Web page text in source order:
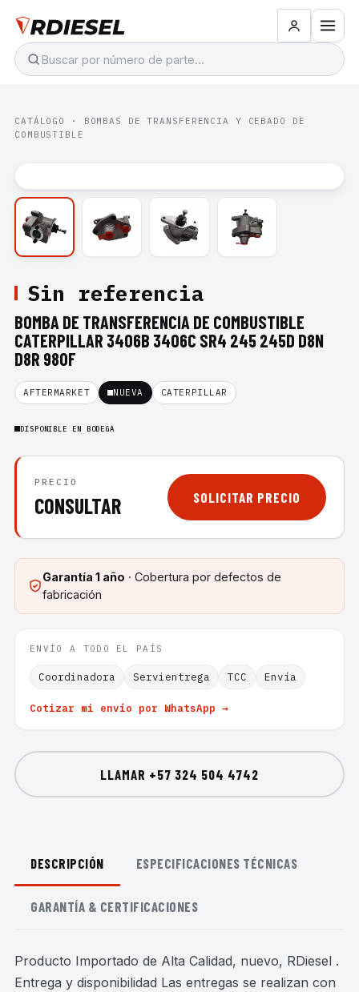
CATÁLOGO · BOMBAS DE TRANSFERENCIA Y CEBADO DE
COMBUSTIBLE
Sin referencia
BOMBA DE TRANSFERENCIA DE COMBUSTIBLE
CATERPILLAR 3406B 3406C SR4 245 245D D8N
D8R 980F
AFTERMARKET NUEVA CATERPILLAR
DISPONIBLE EN BODEGA
PRECIO
CONSULTAR SOLICITAR PRECIO
Garantía 1 año · Cobertura por defectos de
fabricación
ENVÍO A TODO EL PAÍS
Coordinadora Servientrega TCC Envía
Cotizar mi envío por WhatsApp →
LLAMAR +57 324 504 4742
DESCRIPCIÓN ESPECIFICACIONES TÉCNICAS
GARANTÍA & CERTIFICACIONES
Producto Importado de Alta Calidad, nuevo, RDiesel .
Entrega y disponibilidad Las entregas se realizan con